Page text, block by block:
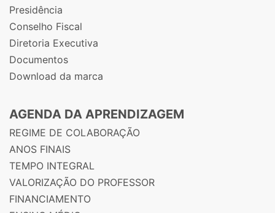
Presidência
Conselho Fiscal
Diretoria Executiva
Documentos
Download da marca
AGENDA DA APRENDIZAGEM
REGIME DE COLABORAÇÃO
ANOS FINAIS
TEMPO INTEGRAL
VALORIZAÇÃO DO PROFESSOR
FINANCIAMENTO